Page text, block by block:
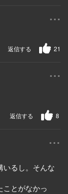
...
21
返信する
...
8
返信する
...
いるし。そんな
ことがなかっ